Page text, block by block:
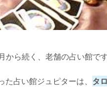
うさい)先生】
ら続く、老舗の占い館です
占い館ジュピターは、 タ